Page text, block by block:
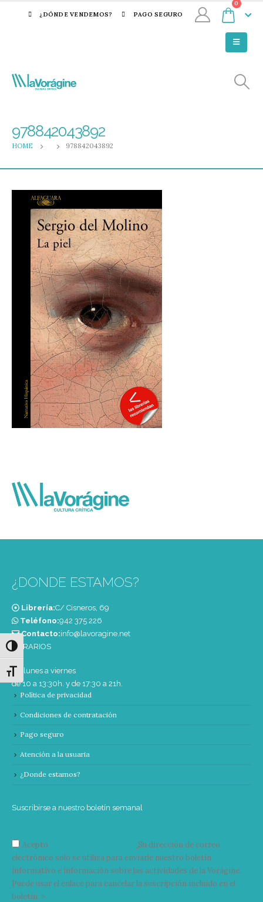
Alternar alto contraste
Alternar tamaño de letra
¿DÓNDE VENDEMOS? PAGO SEGURO
0
978842043892
HOME 978842043892
¿DONDE ESTAMOS?
Librería:C/ Cisneros, 69
Teléfono:‭942 375 226‬
Contacto:info@lavoragine.net
HORARIOS
De lunes a viernes
de 10 a 13:30h. y de 17:30 a 21h.
Política de privacidad
Condiciones de contratación
Pago seguro
Atención a la usuaria
¿Donde estamos?
Suscribirse a nuestro boletín semanal
Acepto
Su dirección de correo
electrónico solo se utiliza para enviarle nuestro boletín
informativo e información sobre las actividades de la Vorágine.
Puede usar el enlace para cancelar la suscripción incluido en el
boletín. >